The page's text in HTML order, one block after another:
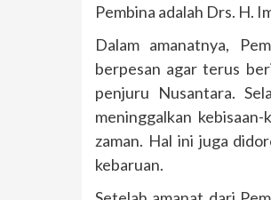
Pembina adalah Drs. H.
Dalam amanatnya,
berpesan agar terus
penjuru Nusantara.
meninggalkan
zaman. Hal ini juga
kebaruan.